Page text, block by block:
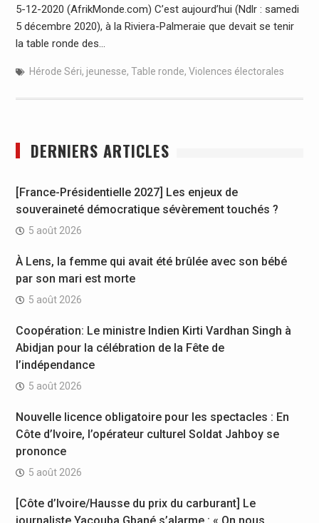
5-12-2020 (AfrikMonde.com) C’est aujourd’hui (Ndlr : samedi
5 décembre 2020), à la Riviera-Palmeraie que devait se tenir
la table ronde des…
Hérode Séri, jeunesse, Table ronde, Violences électorales
DERNIERS ARTICLES
[France-Présidentielle 2027] Les enjeux de
souveraineté démocratique sévèrement touchés ?
5 août 2026
À Lens, la femme qui avait été brûlée avec son bébé
par son mari est morte
5 août 2026
Coopération: Le ministre Indien Kirti Vardhan Singh à
Abidjan pour la célébration de la Fête de
l’indépendance
5 août 2026
Nouvelle licence obligatoire pour les spectacles : En
Côte d’Ivoire, l’opérateur culturel Soldat Jahboy se
prononce
5 août 2026
[Côte d’Ivoire/Hausse du prix du carburant] Le